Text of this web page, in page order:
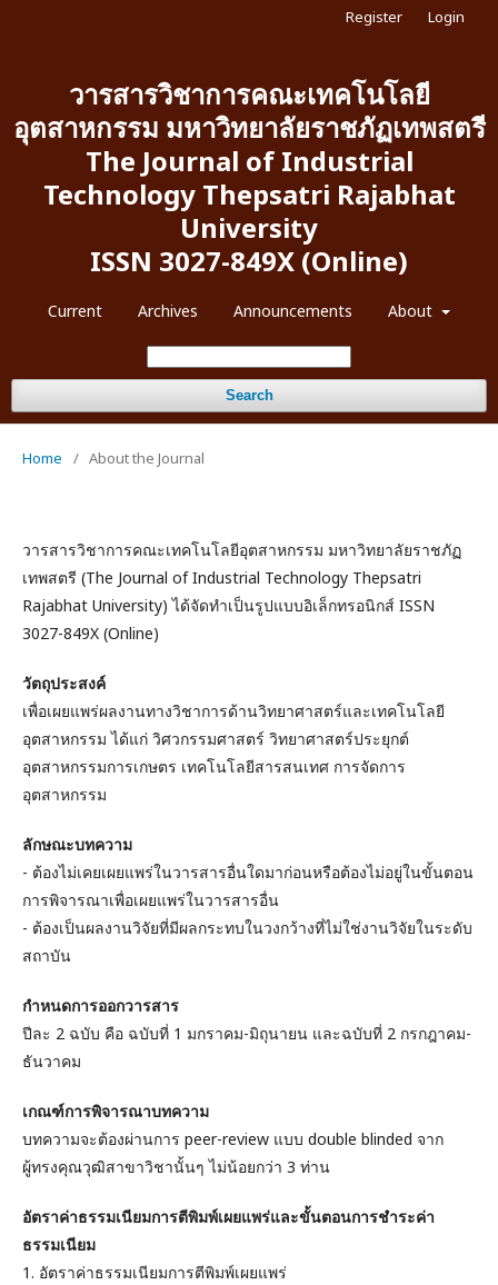
วารสารวิชาการคณะเทคโนโลยี
อุตสาหกรรม มหาวิทยาลัยราชภัฏเทพสตรี
The Journal of Industrial
Technology Thepsatri Rajabhat
University
ISSN 3027-849X (Online)
Current Archives Announcements About
Search
Register Login
Home / About the Journal
วารสารวิชาการคณะเทคโนโลยีอุตสาหกรรม มหาวิทยาลัยราชภัฏ
เทพสตรี (The Journal of Industrial Technology Thepsatri
Rajabhat University) ได้จัดทำเป็นรูปแบบอิเล็กทรอนิกส์ ISSN
3027-849X (Online)
วัตถุประสงค์
เพื่อเผยแพร่ผลงานทางวิชาการด้านวิทยาศาสตร์และเทคโนโลยี
อุตสาหกรรม ได้แก่ วิศวกรรมศาสตร์ วิทยาศาสตร์ประยุกต์
อุตสาหกรรมการเกษตร เทคโนโลยีสารสนเทศ การจัดการ
อุตสาหกรรม
ลักษณะบทความ
- ต้องไม่เคยเผยแพร่ในวารสารอื่นใดมาก่อนหรือต้องไม่อยู่ในขั้นตอน
การพิจารณาเพื่อเผยแพร่ในวารสารอื่น
- ต้องเป็นผลงานวิจัยที่มีผลกระทบในวงกว้างที่ไม่ใช่งานวิจัยในระดับ
สถาบัน
กำหนดการออกวารสาร
ปีละ 2 ฉบับ คือ ฉบับที่ 1 มกราคม-มิถุนายน และฉบับที่ 2 กรกฎาคม-
ธันวาคม
เกณฑ์การพิจารณาบทความ
บทความจะต้องผ่านการ peer-review แบบ double blinded จาก
ผู้ทรงคุณวุฒิสาขาวิชานั้นๆ ไม่น้อยกว่า 3 ท่าน
อัตราค่าธรรมเนียมการตีพิมพ์เผยแพร่และขั้นตอนการชำระค่า
ธรรมเนียม
1. อัตราค่าธรรมเนียมการตีพิมพ์เผยแพร่